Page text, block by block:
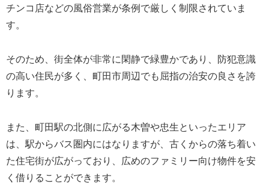
チンコ店などの風俗営業が条例で厳しく制限されていま
す。
そのため、街全体が非常に閑静で緑豊かであり、防犯意識
の高い住民が多く、町田市周辺でも屈指の治安の良さを誇
ります。
また、町田駅の北側に広がる木曽や忠生といったエリア
は、駅からバス圏内にはなりますが、古くからの落ち着い
た住宅街が広がっており、広めのファミリー向け物件を安
く借りることができます。